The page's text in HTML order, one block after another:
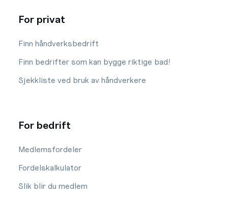
For privat
Finn håndverksbedrift
Finn bedrifter som kan bygge riktige bad!
Sjekkliste ved bruk av håndverkere
For bedrift
Medlemsfordeler
Fordelskalkulator
Slik blir du medlem